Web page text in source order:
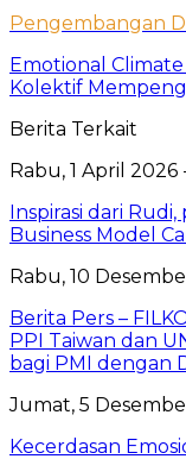
Pengembangan
Emotional Climate
Kolektif
Berita Terkait
Rabu, 1 April 2026
Inspirasi dari
Business Model
Rabu, 10
Berita Pers –
PPI Taiwan dan
bagi PMI dengan
Jumat, 5
Kecerdasan